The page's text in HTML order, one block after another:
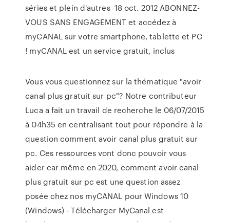
séries et plein d'autres 18 oct. 2012 ABONNEZ-
VOUS SANS ENGAGEMENT et accédez à
myCANAL sur votre smartphone, tablette et PC
! myCANAL est un service gratuit, inclus
Vous vous questionnez sur la thématique "avoir
canal plus gratuit sur pc"? Notre contributeur
Luca a fait un travail de recherche le 06/07/2015
à 04h35 en centralisant tout pour répondre à la
question comment avoir canal plus gratuit sur
pc. Ces ressources vont donc pouvoir vous
aider car même en 2020, comment avoir canal
plus gratuit sur pc est une question assez
posée chez nos myCANAL pour Windows 10
(Windows) - Télécharger MyCanal est